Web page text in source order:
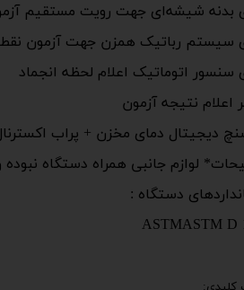
بدنه شیشه‌ای جهت رویت مستقیم
سیستم رباتیک همزن جهت آزمون
سنسور اتوماتیک اعلام لحظه انجماد
اعلام نتیجه آزمون
دیجیتال دمای مخزن + پراب
لوازم جانبی همراه دستگاه
دستگاه :
ASTMASTM D